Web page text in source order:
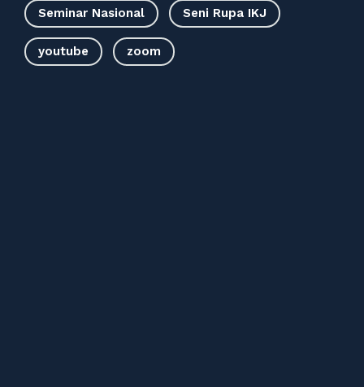
Seminar Nasional Seni Rupa IKJ
youtube zoom